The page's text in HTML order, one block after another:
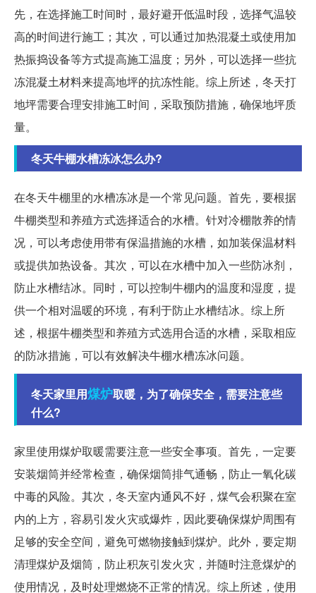
先，在选择施工时间时，最好避开低温时段，选择气温较
高的时间进行施工；其次，可以通过加热混凝土或使用加
热振捣设备等方式提高施工温度；另外，可以选择一些抗
冻混凝土材料来提高地坪的抗冻性能。综上所述，冬天打
地坪需要合理安排施工时间，采取预防措施，确保地坪质
量。
冬天牛棚水槽冻冰怎么办?
在冬天牛棚里的水槽冻冰是一个常见问题。首先，要根据
牛棚类型和养殖方式选择适合的水槽。针对冷棚散养的情
况，可以考虑使用带有保温措施的水槽，如加装保温材料
或提供加热设备。其次，可以在水槽中加入一些防冰剂，
防止水槽结冰。同时，可以控制牛棚内的温度和湿度，提
供一个相对温暖的环境，有利于防止水槽结冰。综上所
述，根据牛棚类型和养殖方式选用合适的水槽，采取相应
的防冰措施，可以有效解决牛棚水槽冻冰问题。
冬天家里用煤炉取暖，为了确保安全，需要注意些
什么?
家里使用煤炉取暖需要注意一些安全事项。首先，一定要
安装烟筒并经常检查，确保烟筒排气通畅，防止一氧化碳
中毒的风险。其次，冬天室内通风不好，煤气会积聚在室
内的上方，容易引发火灾或爆炸，因此要确保煤炉周围有
足够的安全空间，避免可燃物接触到煤炉。此外，要定期
清理煤炉及烟筒，防止积灰引发火灾，并随时注意煤炉的
使用情况，及时处理燃烧不正常的情况。综上所述，使用